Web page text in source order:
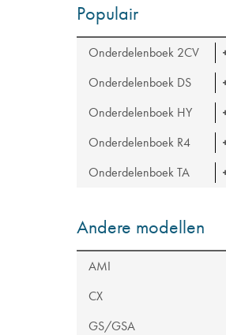
Populair
Onderdelenboek 2CV
Onderdelenboek DS
Onderdelenboek HY
Onderdelenboek R4
Onderdelenboek TA
Andere modellen
AMI
CX
GS/GSA